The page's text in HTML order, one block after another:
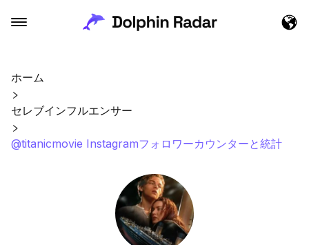
ホーム
セレブインフルエンサー
@titanicmovie Instagramフォロワーカウンターと統計